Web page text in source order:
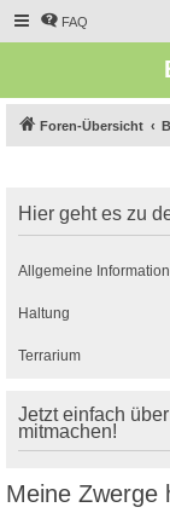
FAQ
Foren-Übersicht
Hier geht es zu
Allgemeine
Haltung
Terrarium
Jetzt einfach
mitmachen!
Meine Zwerge